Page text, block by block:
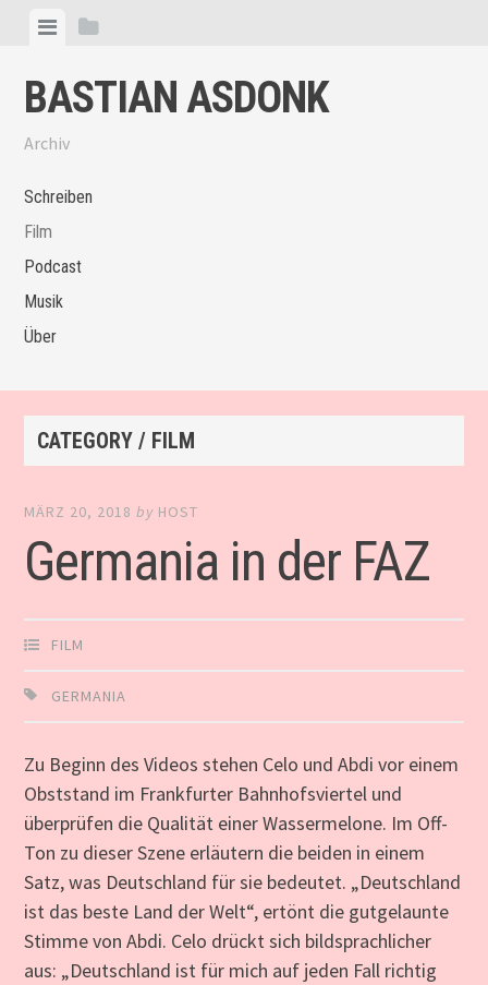
content
ViewView
BASTIAN ASDONK
Archiv
Schreiben
Film
Podcast
Musik
Über
CATEGORY / FILM
MÄRZ 20, 2018 by HOST
Germania in der FAZ
FILM
GERMANIA
Zu Beginn des Videos stehen Celo und Abdi vor einem
Obststand im Frankfurter Bahnhofsviertel und
überprüfen die Qualität einer Wassermelone. Im Off-
Ton zu dieser Szene erläutern die beiden in einem
Satz, was Deutschland für sie bedeutet. „Deutschland
ist das beste Land der Welt“, ertönt die gutgelaunte
Stimme von Abdi. Celo drückt sich bildsprachlicher
aus: „Deutschland ist für mich auf jeden Fall richtig